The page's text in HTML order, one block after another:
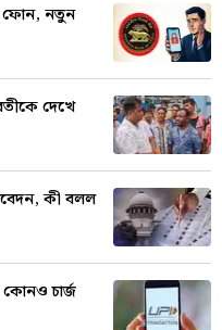
ফোন, নতুন
দেখে
আবেদন, কী বলল
চার্জ